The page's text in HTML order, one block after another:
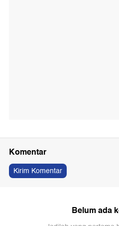
Komentar
Kirim Komentar
Belum ada